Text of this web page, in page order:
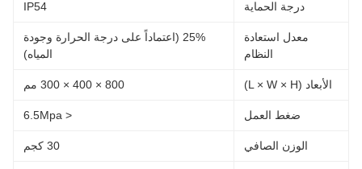
درجة الحماية IP54
معدل استعادة
النظام
25% (اعتماداً على درجة الحرارة وجودة
المياه)
الأبعاد (L × W × H) 800 × 400 × 300 مم
ضغط العمل < 6.5Mpa
الوزن الصافي 30 كجم